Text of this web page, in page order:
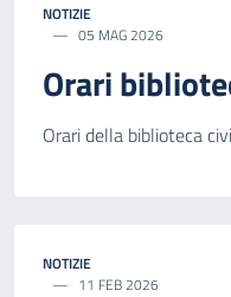
NOTIZIE
05 MAG 2026
Orari
Orari della biblioteca
NOTIZIE
11 FEB 2026